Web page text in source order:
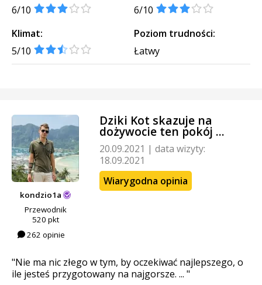
6/10
6/10
Klimat:
5/10
Poziom trudności:
Łatwy
kondzio1a
Przewodnik
520 pkt
262 opinie
Dziki Kot skazuje na
dożywocie ten pokój ...
20.09.2021 | data wizyty:
18.09.2021
Wiarygodna opinia
"Nie ma nic złego w tym, by oczekiwać najlepszego, o
ile jesteś przygotowany na najgorsze. ... "